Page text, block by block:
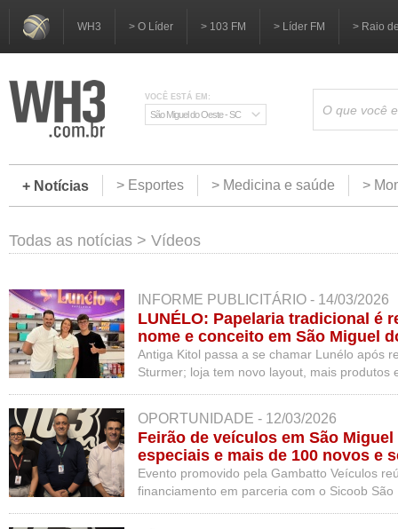
WH3 > O Líder > 103 FM > Líder FM > Raio
VOCÊ ESTÁ EM:
São Miguel do Oeste - SC
+ Notícias > Esportes > Medicina e saúde >
Todas as notícias > Vídeos
INFORME PUBLICITÁRIO - 14/03/2026
LUNÉLO: Papelaria tradicional é
nome e conceito em São Miguel
Antiga Kitol passa a se chamar Lunélo após
Sturmer; loja tem novo layout, mais produtos
OPORTUNIDADE - 12/03/2026
Feirão de veículos em São
especiais e mais de 100 novos e
Evento promovido pela Gambatto Veículos
financiamento em parceria com o Sicoob São